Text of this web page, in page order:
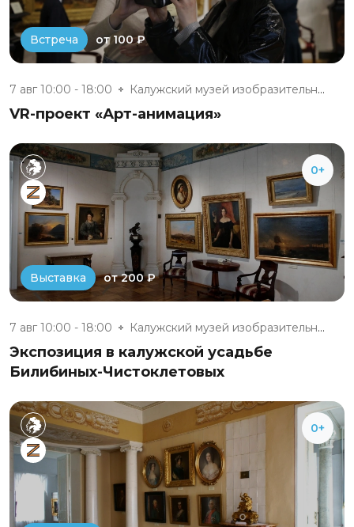
Встреча от 100 ₽
7 авг 10:00 - 18:00 Калужский музей изобразительны...
VR-проект «Арт-анимация»
0+
Выставка от 200 ₽
7 авг 10:00 - 18:00 Калужский музей изобразительны...
Экспозиция в калужской усадьбе
Билибиных-Чистоклетовых
0+